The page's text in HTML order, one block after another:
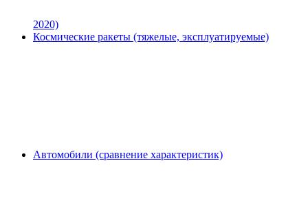
2020)
Космические ракеты (тяжелые, эксплуатируемые)
Автомобили (сравнение характеристик)